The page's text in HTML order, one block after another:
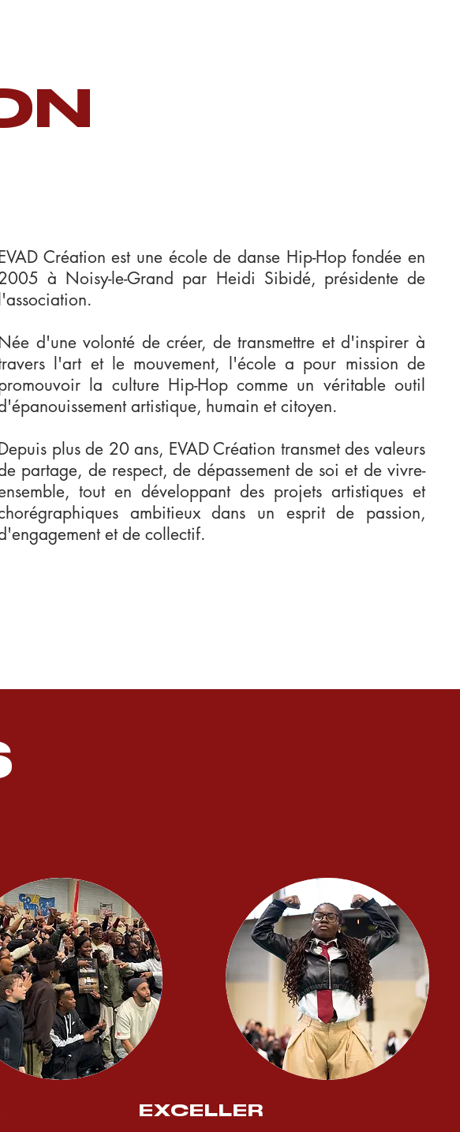
Création est une école de danse Hip-Hop fondée en
à Noisy-le-Grand par Heidi Sibidé, présidente de
l'association.
d'une volonté de créer, de transmettre et d'inspirer à
l'art et le mouvement, l'école a pour mission de
la culture Hip-Hop comme un véritable outil
artistique, humain et citoyen.
plus de 20 ans, EVAD Création transmet des valeurs
partage, de respect, de dépassement de soi et de vivre-
tout en développant des projets artistiques et
ambitieux dans un esprit de passion,
et de collectif.
EXCELLER